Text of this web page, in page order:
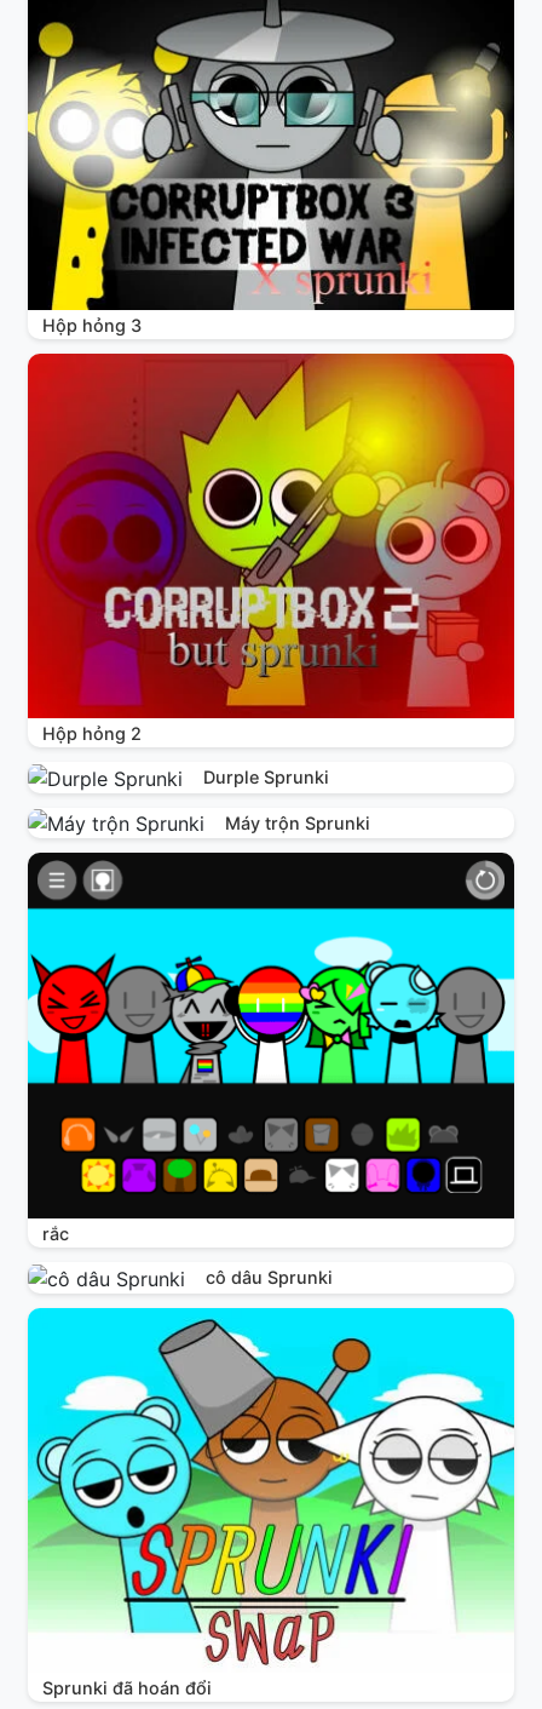
Hộp hỏng 3
Hộp hỏng 2
Durple Sprunki
Máy trộn Sprunki
rắc
cô dâu Sprunki
Sprunki đã hoán đổi